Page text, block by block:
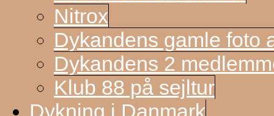
Nitrox
Dykandens gamle foto
Dykandens 2
Klub 88 på sejltur
Dykning i Danmark